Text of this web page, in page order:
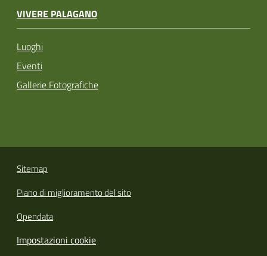
VIVERE PALAGANO
Luoghi
Eventi
Gallerie Fotografiche
Sitemap
Piano di miglioramento del sito
Opendata
Impostazioni cookie